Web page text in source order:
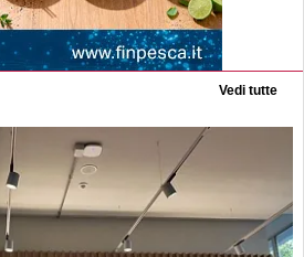
Vedi tutte